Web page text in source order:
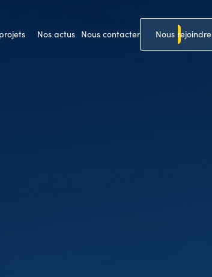
Nos actus Nous contacter Nous rejoindre